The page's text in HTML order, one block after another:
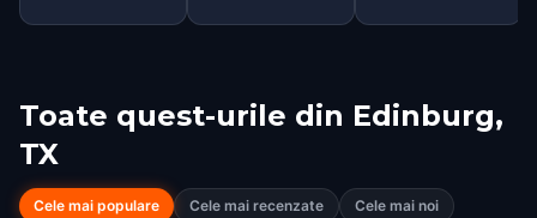
Toate quest-urile din Edinburg,
TX
Cele mai populare Cele mai recenzate
Cele mai noi